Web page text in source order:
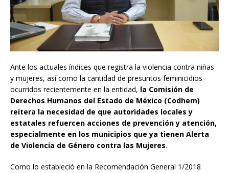
Ante los actuales índices que registra la violencia contra niñas
y mujeres, así como la cantidad de presuntos feminicidios
ocurridos recientemente en la entidad, la Comisión de
Derechos Humanos del Estado de México (Codhem)
reitera la necesidad de que autoridades locales y
estatales refuercen acciones de prevención y atención,
especialmente en los municipios que ya tienen Alerta
de Violencia de Género contra las Mujeres.
Como lo estableció en la Recomendación General 1/2018